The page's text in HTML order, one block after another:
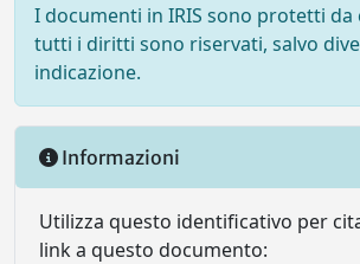
I documenti in IRIS sono protetti
tutti i diritti sono riservati, salvo
indicazione.
Informazioni
Utilizza questo identificativo per
link a questo documento: